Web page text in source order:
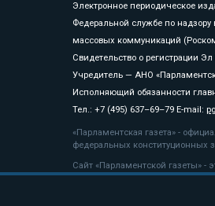
Электронное периодическое
Федеральной службе по
массовых коммуникаций
Свидетельство о регистрации
Учредитель — АНО
Исполняющий обязанности
Тел.: +7 (495) 637–69–79 E-mail:
«Парламентская газета» -
федеральных конституционных
Сайт «Парламентской газеты» -
«Парламентской газеты»